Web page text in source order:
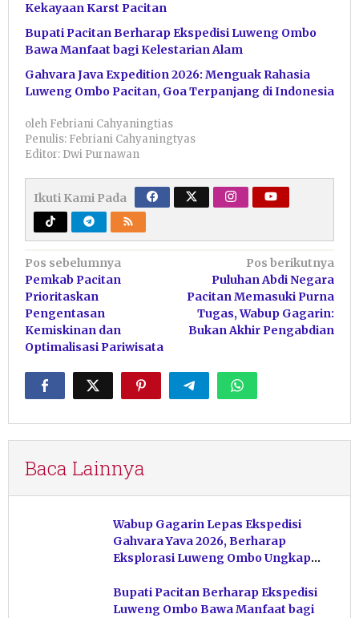
Kekayaan Karst Pacitan
Bupati Pacitan Berharap Ekspedisi Luweng Ombo
Bawa Manfaat bagi Kelestarian Alam
Gahvara Java Expedition 2026: Menguak Rahasia
Luweng Ombo Pacitan, Goa Terpanjang di Indonesia
oleh Febriani Cahyaningtias
Penulis: Febriani Cahyaningtyas
Editor: Dwi Purnawan
Ikuti Kami Pada
Navigasi
pos
Pos sebelumnya
Pemkab Pacitan
Prioritaskan
Pengentasan
Kemiskinan dan
Optimalisasi Pariwisata
Pos berikutnya
Puluhan Abdi Negara
Pacitan Memasuki Purna
Tugas, Wabup Gagarin:
Bukan Akhir Pengabdian
Baca Lainnya
Wabup Gagarin Lepas Ekspedisi
Gahvara Yava 2026, Berharap
Eksplorasi Luweng Ombo Ungkap
Bupati Pacitan Berharap Ekspedisi
Luweng Ombo Bawa Manfaat bagi